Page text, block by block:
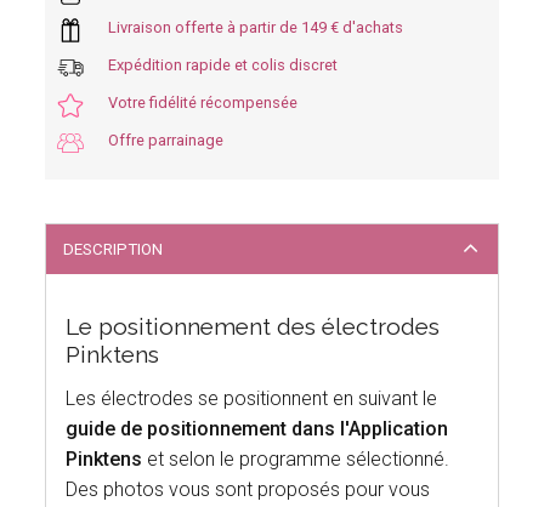
Livraison offerte à partir de 149 € d'achats
Expédition rapide et colis discret
Votre fidélité récompensée
Offre parrainage
DESCRIPTION
Le positionnement des électrodes
Pinktens
Les électrodes se positionnent en suivant le
guide de positionnement dans l'Application
Pinktens et selon le programme sélectionné.
Des photos vous sont proposés pour vous